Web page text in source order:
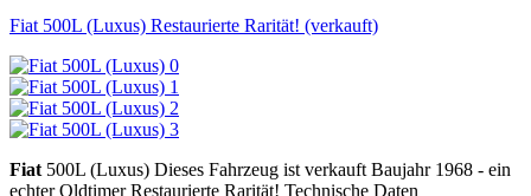
Fiat 500L (Luxus) Restaurierte Rarität! (verkauft)
Fiat 500L (Luxus) Dieses Fahrzeug ist verkauft Baujahr 1968 - ein
echter Oldtimer Restaurierte Rarität! Technische Daten